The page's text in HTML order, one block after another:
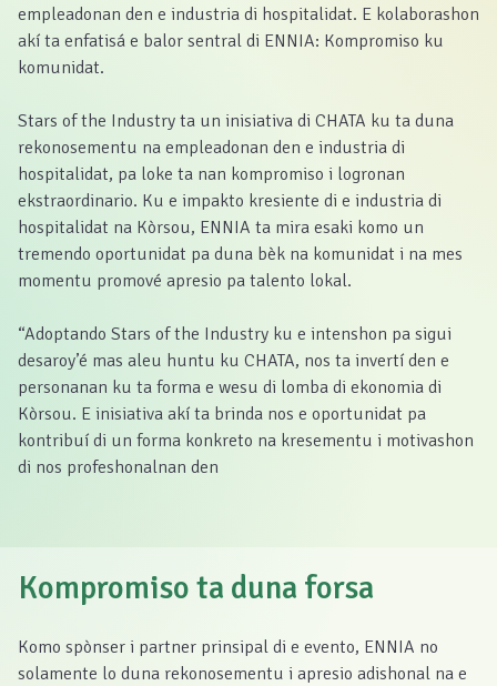
empleadonan den e industria di hospitalidat. E kolaborashon
akí ta enfatisá e balor sentral di ENNIA: Kompromiso ku
komunidat.
Stars of the Industry ta un inisiativa di CHATA ku ta duna
rekonosementu na empleadonan den e industria di
hospitalidat, pa loke ta nan kompromiso i logronan
ekstraordinario. Ku e impakto kresiente di e industria di
hospitalidat na Kòrsou, ENNIA ta mira esaki komo un
tremendo oportunidat pa duna bèk na komunidat i na mes
momentu promové apresio pa talento lokal.
“Adoptando Stars of the Industry ku e intenshon pa sigui
desaroy’é mas aleu huntu ku CHATA, nos ta invertí den e
personanan ku ta forma e wesu di lomba di ekonomia di
Kòrsou. E inisiativa akí ta brinda nos e oportunidat pa
kontribuí di un forma konkreto na kresementu i motivashon
di nos profeshonalnan den
Kompromiso ta duna forsa
Komo spònser i partner prinsipal di e evento, ENNIA no
solamente lo duna rekonosementu i apresio adishonal na e